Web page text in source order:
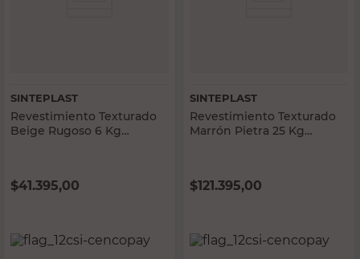
SINTEPLAST
Revestimiento Texturado
Beige Rugoso 6 Kg
$41.395,00
SINTEPLAST
Revestimiento Texturado
Marrón Pietra 25 Kg
$121.395,00